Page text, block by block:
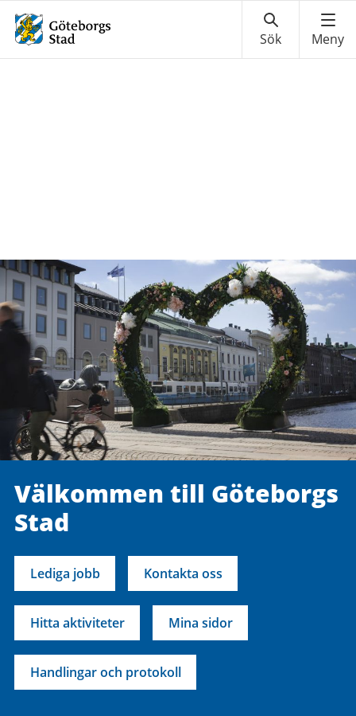
Välkommen till Göteborgs
Stad
Lediga jobb Kontakta oss
Hitta aktiviteter Mina sidor
Handlingar och protokoll